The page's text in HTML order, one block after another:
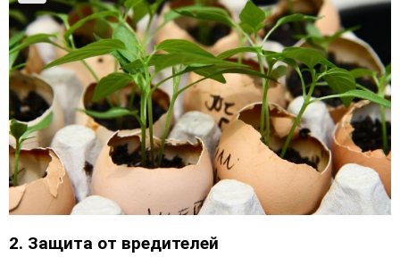
2. Защита от вредителей